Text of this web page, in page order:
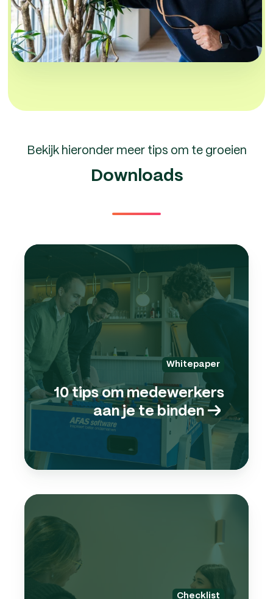
Bekijk hieronder meer tips om te groeien
Downloads
Whitepaper
10 tips om medewerkers
aan je te binden →
Checklist